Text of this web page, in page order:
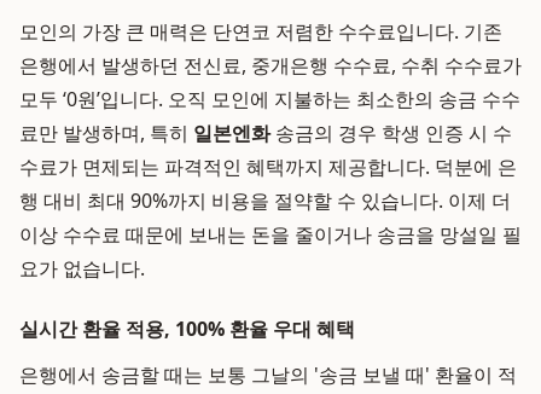
모인의 가장 큰 매력은 단연코 저렴한 수수료입니다. 기존
은행에서 발생하던 전신료, 중개은행 수수료, 수취 수수료가
모두 ‘0원’입니다. 오직 모인에 지불하는 최소한의 송금 수수
료만 발생하며, 특히 일본엔화송금의 경우 학생 인증 시 수
수료가 면제되는 파격적인 혜택까지 제공합니다. 덕분에 은
행 대비 최대 90%까지 비용을 절약할 수 있습니다. 이제 더
이상 수수료 때문에 보내는 돈을 줄이거나 송금을 망설일 필
요가 없습니다.
실시간 환율 적용, 100% 환율 우대 혜택
은행에서 송금할 때는 보통 그날의 '송금 보낼 때' 환율이 적